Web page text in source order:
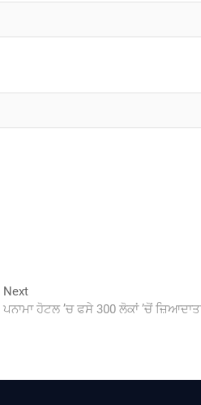
NextNext
post:
ਪਨਾਮਾ ਹੋਟਲ ’ਚ ਫਸੇ 300 ਲੋਕਾਂ ’ਚੋਂ